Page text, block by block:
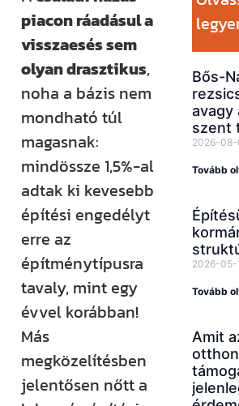
piacon ráadásul a
visszaesés sem
olyan drasztikus,
noha a bázis nem
mondható túl
magasnak:
mindössze 1,5%-al
adtak ki kevesebb
építési engedélyt
erre az
építménytípusra
tavaly, mint egy
évvel korábban!
Más
megközelítésben
jelentősen nőtt a
Bős-
avagy
szent
2026-
Tovább
2026-05-
Tovább
Amit